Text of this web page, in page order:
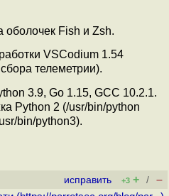
Fish и Zsh.
VSCodium 1.54
телеметрии).
3.9, Go 1.15, GCC 10.2.1.
Python 2 (/usr/bin/python
bin/python3).
исправить +3 + / –